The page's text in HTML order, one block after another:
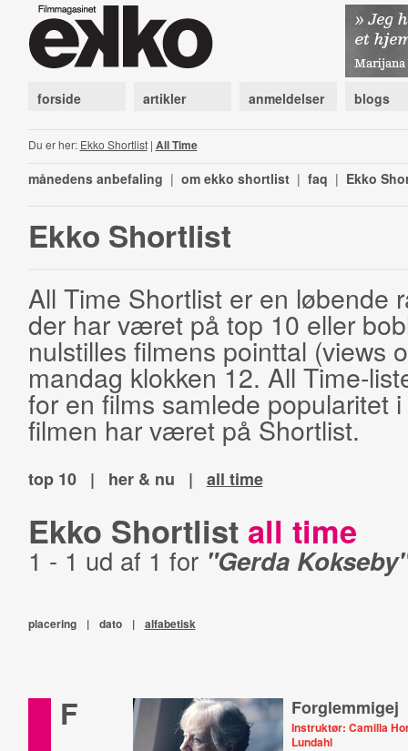
forside artikler anmeldelser blogs
Du er her: Ekko Shortlist| All Time
månedens anbefaling | om ekko shortlist | faq | Ekko
Ekko Shortlist
All Time Shortlist er en løbende
der har været på top 10 eller
nulstilles filmens pointtal (views
mandag klokken 12. All Time-
for en films samlede popularitet
filmen har været på Shortlist.
top 10 | her & nu | all time
Ekko Shortlist all time
1 - 1 ud af 1 for "Gerda
placering | dato | alfabetisk
F Forglemmigej
Instruktør: Camilla
Lundahl